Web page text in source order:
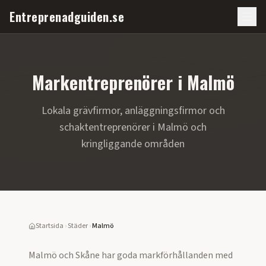
Entreprenadguiden.se
Markentreprenörer i Malmö
Lokala grävfirmor, anläggningsfirmor och
schaktentreprenörer i Malmö och
kringliggande områden
Startsida ›Städer›Malmö
Malmö och Skåne har goda markförhållanden med